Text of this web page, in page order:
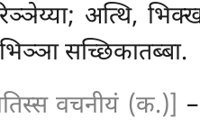
अत्थि,
सच्छिकातब्बा.
वचनीयं (क.)]